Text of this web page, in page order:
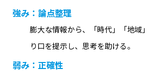
強み：論点整理
膨大な情報から、「時代」「地域
り口を提示し、思考を助ける。
弱み：正確性